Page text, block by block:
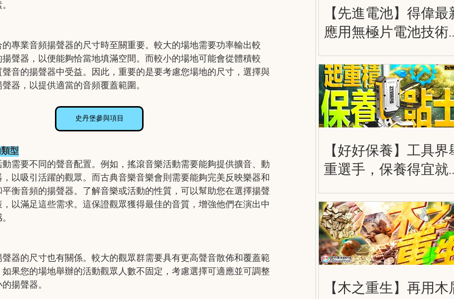
專業音頻揚聲器的尺寸時至關重要。較大的場地需要功率輸出較
聲器，以便能夠恰當地填滿空間。而較小的場地可能會從體積較
音的揚聲器中受益。因此，重要的是要考慮您場地的尺寸，選擇與
器，以提供適當的音頻覆蓋範圍。
史丹堡參與項目
型
需要不同的聲音配置。例如，搖滾音樂活動需要能夠提供擴音、動
以吸引活躍的觀眾。而古典音樂音樂會則需要能夠完美反映樂器和
衡音頻的揚聲器。了解音樂或活動的性質，可以幫助您在選擇揚聲
以滿足這些需求。這保證觀眾獲得最佳的音質，增強他們在演出中
器的尺寸也有關係。較大的觀眾群需要具有更高聲音散佈和覆蓋範
果您的場地舉辦的活動觀眾人數不固定，考慮選擇可適應並可調整
揚聲器。
【先進電池】得偉最
應用無極片電池技術
大容量，更輕巧，更
勁！得偉 20V 8.0Ah
極電池 DEWALT
POWERPACK
【好好保養】工具界
重選手，保養得宜就
走得更遠！得偉大力
奇積 DWHT83550
【木之重生】再用木